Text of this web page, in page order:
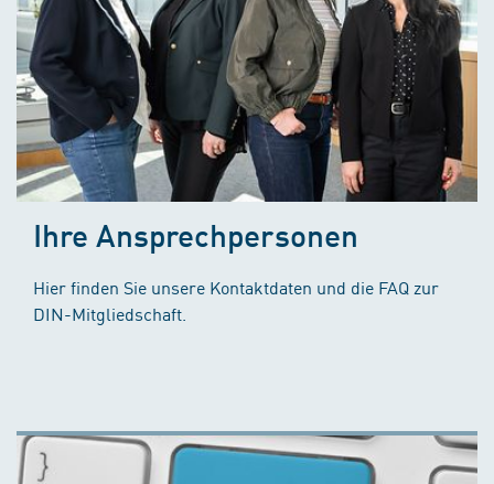
Ihre Ansprechpersonen
Hier finden Sie unsere Kontaktdaten und die FAQ zur
DIN-Mitgliedschaft.